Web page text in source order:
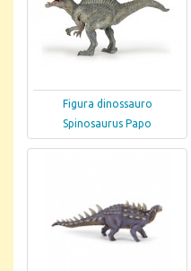
Figura dinossauro
Spinosaurus Papo